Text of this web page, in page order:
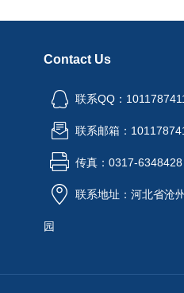
Contact Us
联系QQ：
联系邮箱：
传真：0317-6348428
联系地址：河北省沧
园